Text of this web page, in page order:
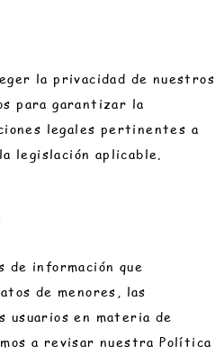
la privacidad de nuestros
para garantizar la
legales pertinentes a
legislación aplicable.
de información que
de menores, las
usuarios en materia de
a revisar nuestra Política